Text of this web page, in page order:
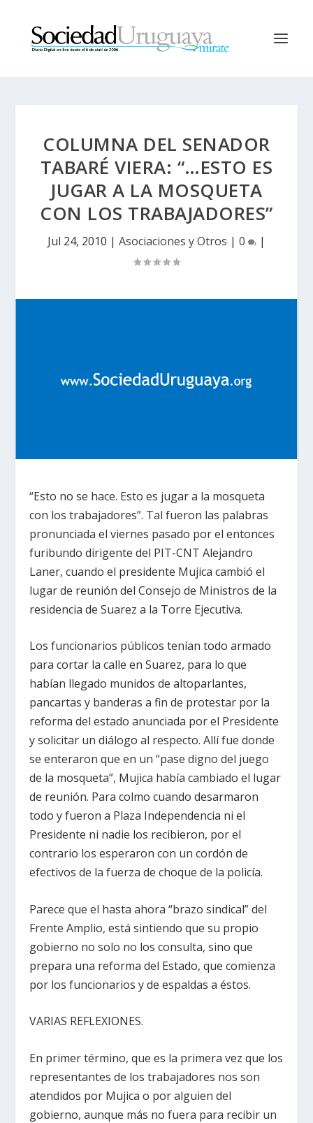
COLUMNA DEL SENADOR
TABARÉ VIERA: “…ESTO ES
JUGAR A LA MOSQUETA
CON LOS TRABAJADORES”
Jul 24, 2010 | Asociaciones y Otros | 0 |
“Esto no se hace. Esto es jugar a la mosqueta
con los trabajadores”. Tal fueron las palabras
pronunciada el viernes pasado por el entonces
furibundo dirigente del PIT-CNT Alejandro
Laner, cuando el presidente Mujica cambió el
lugar de reunión del Consejo de Ministros de la
residencia de Suarez a la Torre Ejecutiva.
Los funcionarios públicos tenían todo armado
para cortar la calle en Suarez, para lo que
habían llegado munidos de altoparlantes,
pancartas y banderas a fin de protestar por la
reforma del estado anunciada por el Presidente
y solicitar un diálogo al respecto. Allí fue donde
se enteraron que en un “pase digno del juego
de la mosqueta”, Mujica había cambiado el lugar
de reunión. Para colmo cuando desarmaron
todo y fueron a Plaza Independencia ni el
Presidente ni nadie los recibieron, por el
contrario los esperaron con un cordón de
efectivos de la fuerza de choque de la policía.
Parece que el hasta ahora “brazo sindical” del
Frente Amplio, está sintiendo que su propio
gobierno no solo no los consulta, sino que
prepara una reforma del Estado, que comienza
por los funcionarios y de espaldas a éstos.
VARIAS REFLEXIONES.
En primer término, que es la primera vez que los
representantes de los trabajadores nos son
atendidos por Mujica o por alguien del
gobierno, aunque más no fuera para recibir un